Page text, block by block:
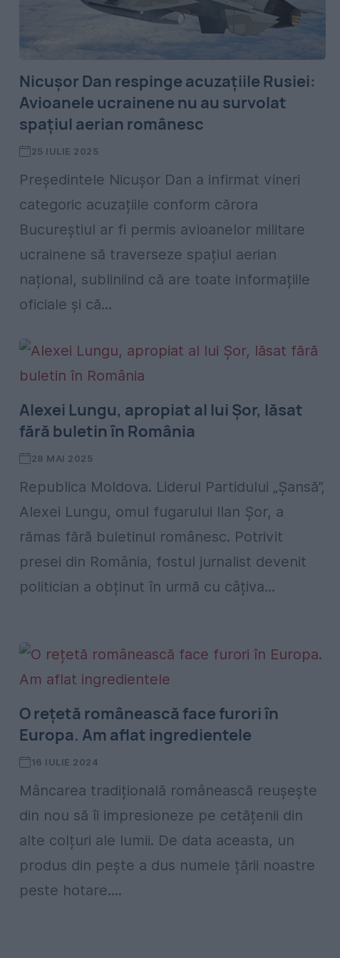
Nicuşor Dan respinge acuzațiile Rusiei:
Avioanele ucrainene nu au survolat
spațiul aerian românesc
25 IULIE 2025
Președintele Nicuşor Dan a infirmat vineri
categoric acuzațiile conform cărora
Bucureștiul ar fi permis avioanelor militare
ucrainene să traverseze spațiul aerian
național, subliniind că are toate informațiile
oficiale și că...
Alexei Lungu, apropiat al lui Șor, lăsat
fără buletin în România
28 MAI 2025
Republica Moldova. Liderul Partidului „Șansă”,
Alexei Lungu, omul fugarului Ilan Șor, a
rămas fără buletinul românesc. Potrivit
presei din România, fostul jurnalist devenit
politician a obținut în urmă cu câțiva...
O rețetă românească face furori în
Europa. Am aflat ingredientele
16 IULIE 2024
Mâncarea tradițională românească reușește
din nou să îi impresioneze pe cetățenii din
alte colțuri ale lumii. De data aceasta, un
produs din pește a dus numele țării noastre
peste hotare....